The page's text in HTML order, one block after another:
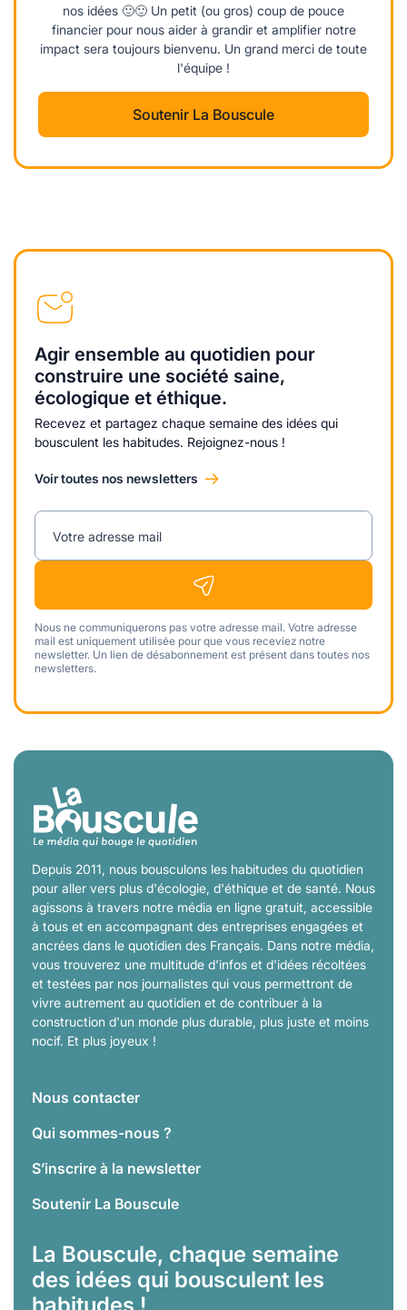
nos idées 🙂🙂 Un petit (ou gros) coup de pouce
financier pour nous aider à grandir et amplifier notre
impact sera toujours bienvenu. Un grand merci de toute
l'équipe !
Soutenir La Bouscule
Agir ensemble au quotidien pour
construire une société saine,
écologique et éthique.
Recevez et partagez chaque semaine des idées qui
bousculent les habitudes. Rejoignez-nous !
Voir toutes nos newsletters
Votre adresse mail
Nous ne communiquerons pas votre adresse mail. Votre adresse
mail est uniquement utilisée pour que vous receviez notre
newsletter. Un lien de désabonnement est présent dans toutes nos
newsletters.
Depuis 2011, nous bousculons les habitudes du quotidien
pour aller vers plus d'écologie, d'éthique et de santé. Nous
agissons à travers notre média en ligne gratuit, accessible
à tous et en accompagnant des entreprises engagées et
ancrées dans le quotidien des Français. Dans notre média,
vous trouverez une multitude d'infos et d'idées récoltées
et testées par nos journalistes qui vous permettront de
vivre autrement au quotidien et de contribuer à la
construction d'un monde plus durable, plus juste et moins
nocif. Et plus joyeux !
Nous contacter
Qui sommes-nous ?
S’inscrire à la newsletter
Soutenir La Bouscule
La Bouscule, chaque semaine
des idées qui bousculent les